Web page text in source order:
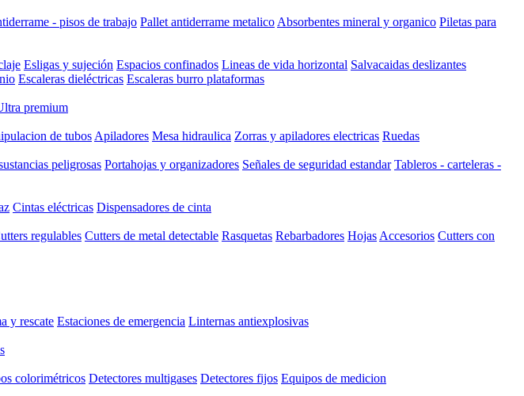
- pisos de trabajo Pallet antiderrame metalicoAbsorbentes mineral y organico Piletas para
Esligas y sujeción Espacios confinados Lineas de vida horizontal Salvacaidas deslizantes
Escaleras dieléctricas Escaleras burro plataformas
premium
de tubosApiladores Mesa hidraulica Zorras y apiladores electricas Ruedas
peligrosas Portahojas y organizadores Señales de seguridad estandar Tableros - carteleras -
Cintas eléctricas Dispensadores de cinta
regulables Cutters de metal detectable Rasquetas Rebarbadores HojasAccesorios Cutters con
y rescate Estaciones de emergencia Linternas antiexplosivas
colorimétricos Detectores multigases Detectores fijos Equipos de medicion